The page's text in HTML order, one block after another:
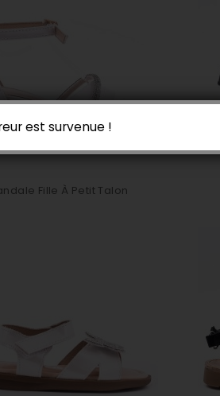
Fille À Petit Talon
est survenue !